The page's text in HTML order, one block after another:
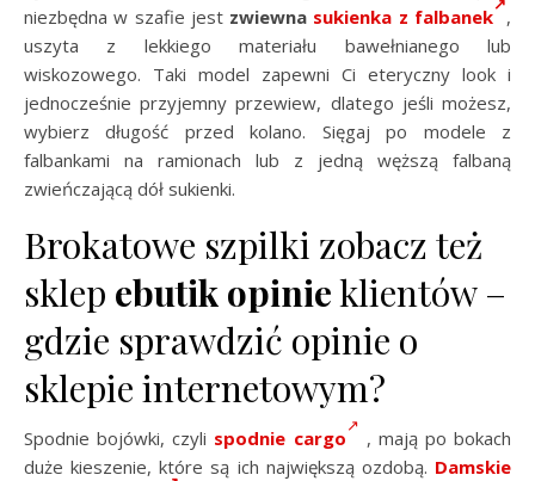
niezbędna w szafie jest zwiewna sukienka z falbanek ,
uszyta z lekkiego materiału bawełnianego lub
wiskozowego. Taki model zapewni Ci eteryczny look i
jednocześnie przyjemny przewiew, dlatego jeśli możesz,
wybierz długość przed kolano. Sięgaj po modele z
falbankami na ramionach lub z jedną węższą falbaną
zwieńczającą dół sukienki.
Brokatowe szpilki zobacz też
sklep ebutik opinieklientów –
gdzie sprawdzić opinie o
sklepie internetowym?
Spodnie bojówki, czyli spodnie cargo
, mają po bokach
duże kieszenie, które są ich największą ozdobą. Damskie